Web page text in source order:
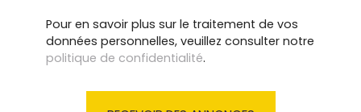
Pour en savoir plus sur le traitement de vos
données personnelles, veuillez consulter notre
politique de confidentialité.